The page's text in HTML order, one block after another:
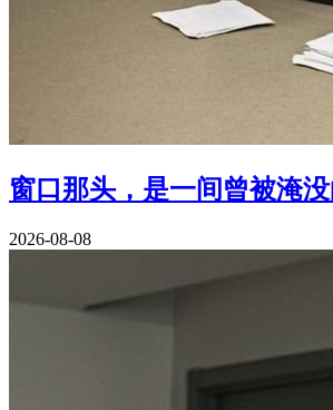
窗口那头，是一间曾被淹
2026-08-08